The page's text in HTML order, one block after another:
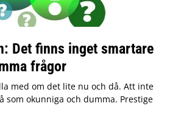
Det finns inget smartare
frågor
med om det lite nu och då. Att inte
som okunniga och dumma. Prestige